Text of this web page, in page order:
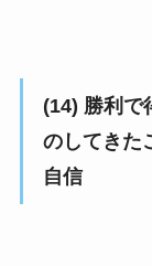
(14) 勝利で
のしてきた
自信